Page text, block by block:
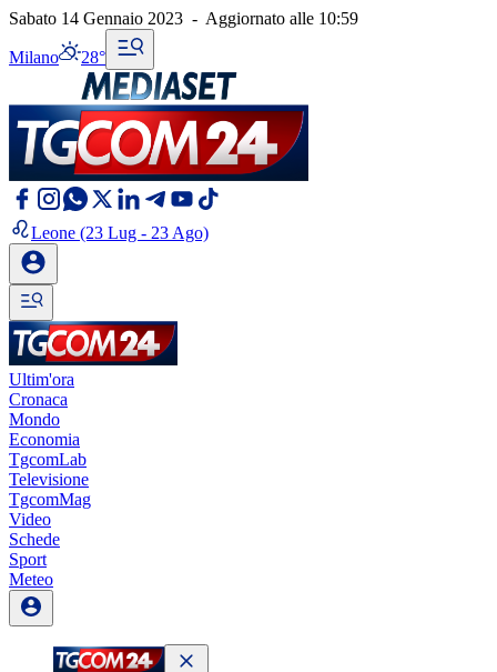
Sabato 14 Gennaio 2023 - Aggiornato alle 10:59
Milano 28°
Leone (23 Lug - 23 Ago)
Ultim'ora
Cronaca
Mondo
Economia
TgcomLab
Televisione
TgcomMag
Video
Schede
Sport
Meteo